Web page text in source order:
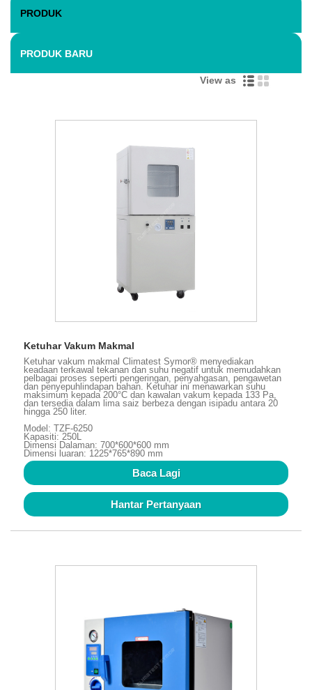
PRODUK
PRODUK BARU
View as
Ketuhar Vakum Makmal
Ketuhar vakum makmal Climatest Symor® menyediakan
keadaan terkawal tekanan dan suhu negatif untuk memudahkan
pelbagai proses seperti pengeringan, penyahgasan, pengawetan
dan penyepuhlindapan bahan. Ketuhar ini menawarkan suhu
maksimum kepada 200°C dan kawalan vakum kepada 133 Pa,
dan tersedia dalam lima saiz berbeza dengan isipadu antara 20
hingga 250 liter.
Model: TZF-6250
Kapasiti: 250L
Dimensi Dalaman: 700*600*600 mm
Dimensi luaran: 1225*765*890 mm
Baca Lagi
Hantar Pertanyaan